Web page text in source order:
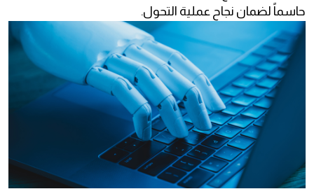
حاسماً لضمان نجاح عملية التحول.